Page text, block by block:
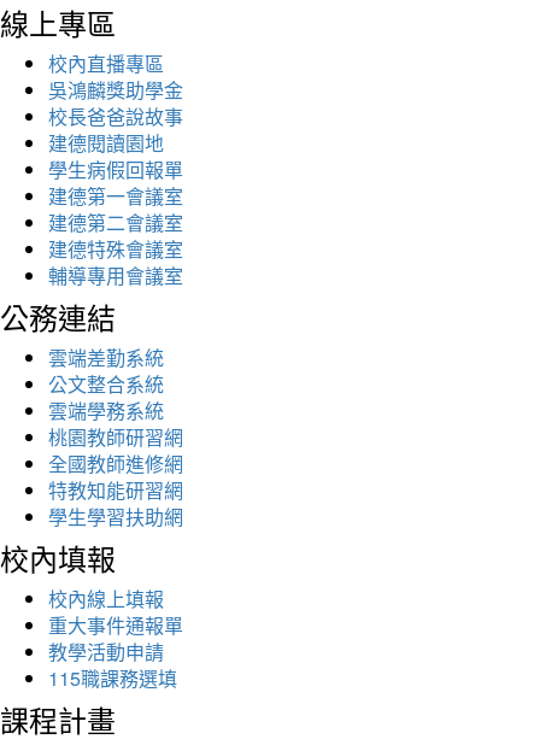
線上專區
校內直播專區
吳鴻麟獎助學金
校長爸爸說故事
建德閱讀園地
學生病假回報單
建德第一會議室
建德第二會議室
建德特殊會議室
輔導專用會議室
公務連結
雲端差勤系統
公文整合系統
雲端學務系統
桃園教師研習網
全國教師進修網
特教知能研習網
學生學習扶助網
校內填報
校內線上填報
重大事件通報單
教學活動申請
115職課務選填
課程計畫